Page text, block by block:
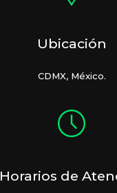
Ubicación
CDMX, México.
Horarios de